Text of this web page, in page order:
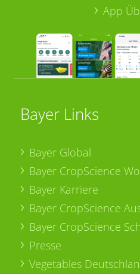
App
Bayer Links
Bayer Global
Bayer CropScience
Bayer Karriere
Bayer CropScience
Bayer CropScience
Presse
Vegetables